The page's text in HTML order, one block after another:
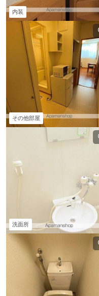
内装
その他部屋
洗面所